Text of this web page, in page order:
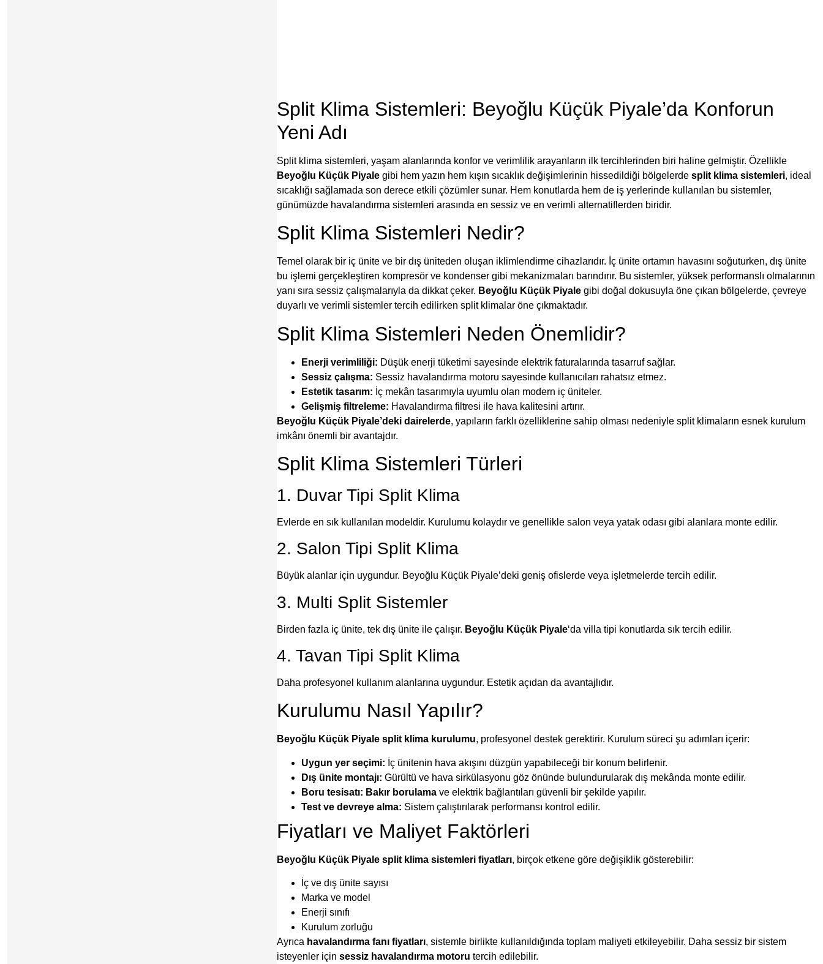
Split Klima Sistemleri: Beyoğlu Küçük Piyale’da Konforun
Yeni Adı
Split klima sistemleri, yaşam alanlarında konfor ve verimlilik arayanların ilk tercihlerinden biri haline gelmiştir. Özellikle
Beyoğlu Küçük Piyalegibi hem yazın hem kışın sıcaklık değişimlerinin hissedildiği bölgelerde split klima sistemleri, ideal
sıcaklığı sağlamada son derece etkili çözümler sunar. Hem konutlarda hem de iş yerlerinde kullanılan bu sistemler,
günümüzde havalandırma sistemleri arasında en sessiz ve en verimli alternatiflerden biridir.
Split Klima Sistemleri Nedir?
Temel olarak bir iç ünite ve bir dış üniteden oluşan iklimlendirme cihazlarıdır. İç ünite ortamın havasını soğuturken, dış ünite
bu işlemi gerçekleştiren kompresör ve kondenser gibi mekanizmaları barındırır. Bu sistemler, yüksek performanslı olmalarının
yanı sıra sessiz çalışmalarıyla da dikkat çeker. Beyoğlu Küçük Piyalegibi doğal dokusuyla öne çıkan bölgelerde, çevreye
duyarlı ve verimli sistemler tercih edilirken split klimalar öne çıkmaktadır.
Split Klima Sistemleri Neden Önemlidir?
Enerji verimliliği: Düşük enerji tüketimi sayesinde elektrik faturalarında tasarruf sağlar.
Sessiz çalışma: Sessiz havalandırma motoru sayesinde kullanıcıları rahatsız etmez.
Estetik tasarım: İç mekân tasarımıyla uyumlu olan modern iç üniteler.
Gelişmiş filtreleme: Havalandırma filtresi ile hava kalitesini artırır.
Beyoğlu Küçük Piyale’deki dairelerde, yapıların farklı özelliklerine sahip olması nedeniyle split klimaların esnek kurulum
imkânı önemli bir avantajdır.
Split Klima Sistemleri Türleri
1. Duvar Tipi Split Klima
Evlerde en sık kullanılan modeldir. Kurulumu kolaydır ve genellikle salon veya yatak odası gibi alanlara monte edilir.
2. Salon Tipi Split Klima
Büyük alanlar için uygundur. Beyoğlu Küçük Piyale’deki geniş ofislerde veya işletmelerde tercih edilir.
3. Multi Split Sistemler
Birden fazla iç ünite, tek dış ünite ile çalışır. Beyoğlu Küçük Piyale‘da villa tipi konutlarda sık tercih edilir.
4. Tavan Tipi Split Klima
Daha profesyonel kullanım alanlarına uygundur. Estetik açıdan da avantajlıdır.
Kurulumu Nasıl Yapılır?
Beyoğlu Küçük Piyale split klima kurulumu, profesyonel destek gerektirir. Kurulum süreci şu adımları içerir:
Uygun yer seçimi: İç ünitenin hava akışını düzgün yapabileceği bir konum belirlenir.
Dış ünite montajı: Gürültü ve hava sirkülasyonu göz önünde bulundurularak dış mekânda monte edilir.
Boru tesisatı: Bakır borulamave elektrik bağlantıları güvenli bir şekilde yapılır.
Test ve devreye alma: Sistem çalıştırılarak performansı kontrol edilir.
Fiyatları ve Maliyet Faktörleri
Beyoğlu Küçük Piyale split klima sistemleri fiyatları, birçok etkene göre değişiklik gösterebilir:
İç ve dış ünite sayısı
Marka ve model
Enerji sınıfı
Kurulum zorluğu
Ayrıca havalandırma fanı fiyatları, sistemle birlikte kullanıldığında toplam maliyeti etkileyebilir. Daha sessiz bir sistem
isteyenler için sessiz havalandırma motoru tercih edilebilir.